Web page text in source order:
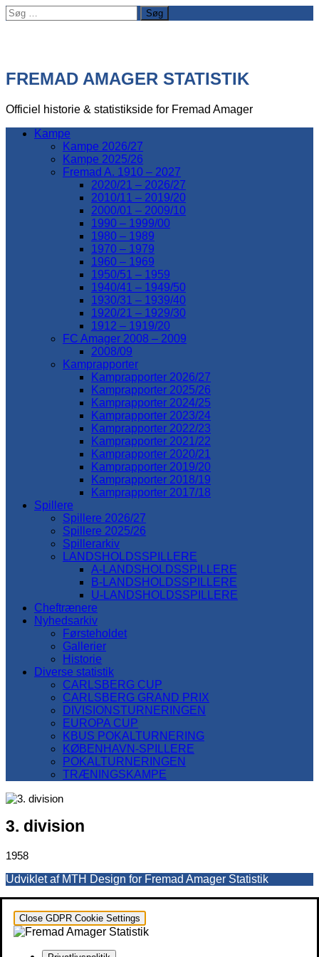
Søg
efter:
FREMAD AMAGER STATISTIK
Officiel historie & statistikside for Fremad Amager
Kampe
Kampe 2026/27
Kampe 2025/26
Fremad A. 1910 – 2027
2020/21 – 2026/27
2010/11 – 2019/20
2000/01 – 2009/10
1990 – 1999/00
1980 – 1989
1970 – 1979
1960 – 1969
1950/51 – 1959
1940/41 – 1949/50
1930/31 – 1939/40
1920/21 – 1929/30
1912 – 1919/20
FC Amager 2008 – 2009
2008/09
Kamprapporter
Kamprapporter 2026/27
Kamprapporter 2025/26
Kamprapporter 2024/25
Kamprapporter 2023/24
Kamprapporter 2022/23
Kamprapporter 2021/22
Kamprapporter 2020/21
Kamprapporter 2019/20
Kamprapporter 2018/19
Kamprapporter 2017/18
Spillere
Spillere 2026/27
Spillere 2025/26
Spillerarkiv
LANDSHOLDSSPILLERE
A-LANDSHOLDSSPILLERE
B-LANDSHOLDSSPILLERE
U-LANDSHOLDSSPILLERE
Cheftrænere
Nyhedsarkiv
Førsteholdet
Gallerier
Historie
Diverse statistik
CARLSBERG CUP
CARLSBERG GRAND PRIX
DIVISIONSTURNERINGEN
EUROPA CUP
KBUS POKALTURNERING
KØBENHAVN-SPILLERE
POKALTURNERINGEN
TRÆNINGSKAMPE
3. division
1958
Udviklet af MTH Design for Fremad Amager Statistik
Close GDPR Cookie Settings